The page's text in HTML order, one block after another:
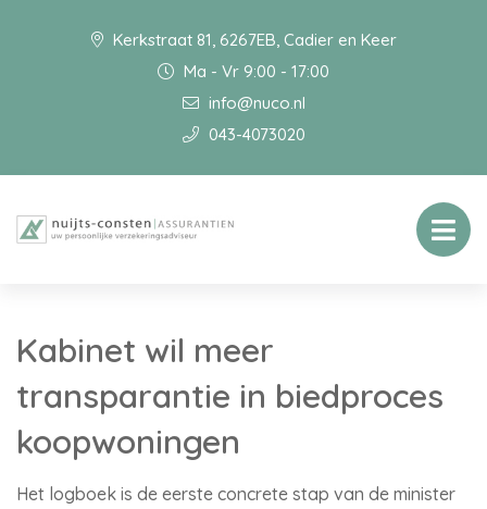
Kerkstraat 81, 6267EB, Cadier en Keer
Ma - Vr 9:00 - 17:00
info@nuco.nl
043-4073020
Kabinet wil meer
transparantie in biedproces
koopwoningen
Het logboek is de eerste concrete stap van de minister